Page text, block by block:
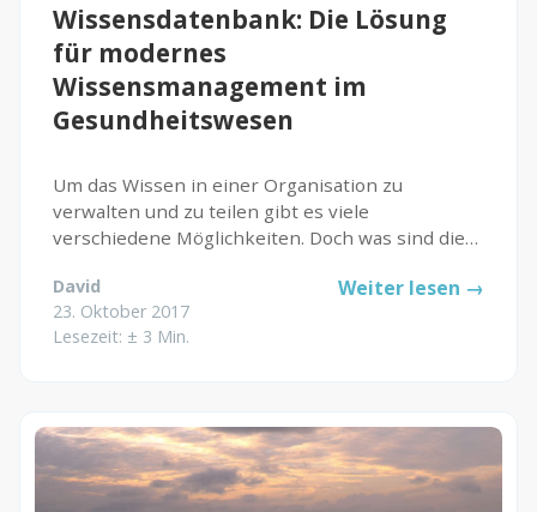
Kundenstamm
Cases
Über Uns
Blog
Themen
Open Source
Wissensdatenbank: Die Lösung
für modernes
Wissensmanagement im
Gesundheitswesen
Um das Wissen in einer Organisation zu
verwalten und zu teilen gibt es viele
verschiedene Möglichkeiten. Doch was sind die
Wissensmanagement? Welche Alternativen gibt
es und worauf sollte ich achten? Anhand von
einem...
David
23. Oktober 2017
Lesezeit: ± 3 Min.
Weiter lesen →